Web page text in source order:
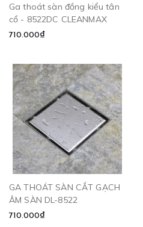
Ga thoát sàn đồng kiểu tân
cổ - 8522DC CLEANMAX
710.000₫
GA THOÁT SÀN CẮT GẠCH
ÂM SÀN DL-8522
710.000₫